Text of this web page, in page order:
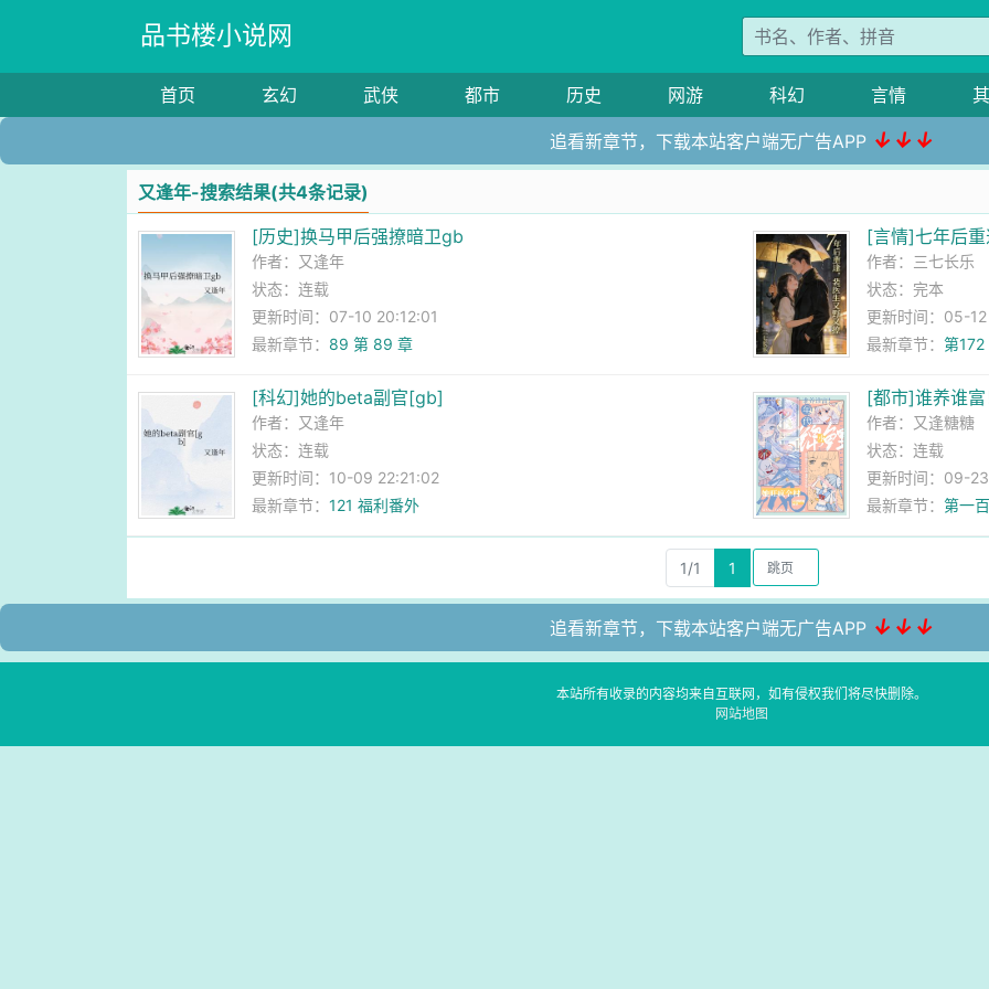
品书楼小说网
首页 玄幻 武侠 都市 历史 网游 科幻 言情
追看新章节，下载本站客户端无广告APP ↓↓↓
又逢年-搜索结果(共4条记录)
[历史]换马甲后强撩暗卫gb
作者： 又逢年
状态：连载
更新时间：07-10 20:12:01
最新章节： 89 第 89 章
[言情]七年后
作者： 三七长乐
状态：完本
更新时间：05-
最新章节： 第172
[科幻]她的beta副官[gb]
作者： 又逢年
状态：连载
更新时间：10-09 22:21:02
最新章节：121 福利番外
[都市]谁养谁
作者： 又逢糖糖
状态：连载
更新时间：09-
最新章节： 第一
1/1 1
追看新章节，下载本站客户端无广告APP ↓↓↓
本站所有收录的内容均来自互联网，如有侵权我们将尽快删除。
网站地图